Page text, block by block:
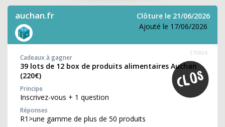
auchan.fr
Clôture le 21/06/2026
Ajouté le 17/06/2026
370804
Cadeaux à gagner
39 lots de 12 box de produits alimentaires Auchan
(220€)
Principe
Inscrivez-vous + 1 question
Réponses
R1>une gamme de plus de 50 produits